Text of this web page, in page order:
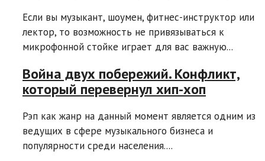
Если вы музыкант, шоумен, фитнес-инструктор или
лектор, то возможность не привязываться к
микрофонной стойке играет для вас важную...
Война двух побережий. Конфликт,
который перевернул хип-хоп
Рэп как жанр на данный момент является одним из
ведущих в сфере музыкального бизнеса и
популярности среди населения....